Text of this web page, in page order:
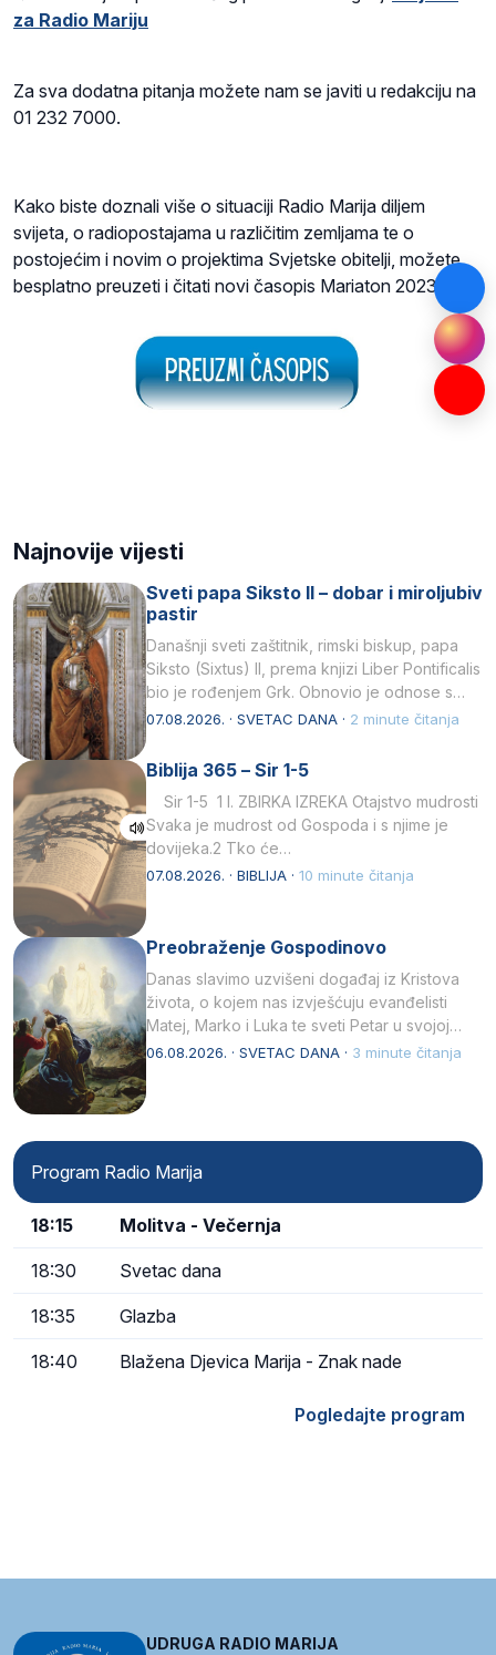
za Radio Mariju
Za sva dodatna pitanja možete nam se javiti u redakciju na
01 232 7000.
Kako biste doznali više o situaciji Radio Marija diljem
svijeta, o radiopostajama u različitim zemljama te o
postojećim i novim o projektima Svjetske obitelji, možete
besplatno preuzeti i čitati novi časopis Mariaton 2023.
Najnovije vijesti
Sveti papa Siksto II – dobar i miroljubiv
pastir
Današnji sveti zaštitnik, rimski biskup, papa
Siksto (Sixtus) II, prema knjizi Liber Pontificalis
bio je rođenjem Grk. Obnovio je odnose s
afričkim…
07.08.2026. · SVETAC DANA · 2 minute čitanja
Biblija 365 – Sir 1-5
Sir 1-5 1 I. ZBIRKA IZREKA Otajstvo mudrosti
Svaka je mudrost od Gospoda i s njime je
dovijeka.2 Tko će…
07.08.2026. · BIBLIJA · 10 minute čitanja
Preobraženje Gospodinovo
Danas slavimo uzvišeni događaj iz Kristova
života, o kojem nas izvješćuju evanđelisti
Matej, Marko i Luka te sveti Petar u svojoj
drugoj…
06.08.2026. · SVETAC DANA · 3 minute čitanja
Program Radio Marija
18:15 Molitva - Večernja
18:30 Svetac dana
18:35 Glazba
18:40 Blažena Djevica Marija - Znak nade
Pogledajte program
UDRUGA RADIO MARIJA